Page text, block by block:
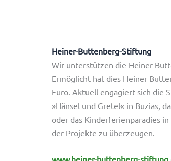
Heiner-Buttenberg-Stiftung
Wir unterstützen die Heiner-
Ermöglicht hat dies Heiner
Euro. Aktuell engagiert sich die
»Hänsel und Gretel« in Buzias,
oder das Kinderferienparadies
der Projekte zu überzeugen.